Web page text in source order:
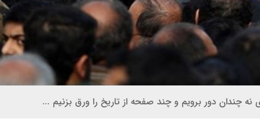
چندان دور برویم و چند صفحه از تاریخ را ورق بزنیم ...